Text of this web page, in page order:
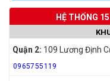
HỆ THỐNG
Quận 2: 109 Lương Định
0965755119